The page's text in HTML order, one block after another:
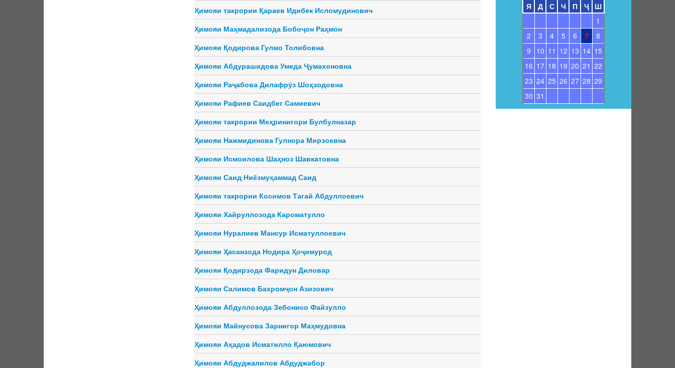
Ҳимояи такрории Қараев Идибек Исломудинович
Ҳимояи Маҳмадализода Бобоҷон Раҳмон
Ҳимояи Қодирова Гулмо Толибовна
Ҳимояи Абдурашидова Умеда Ҷумахоновна
Ҳимояи Раҷабова Дилафрӯз Шоҳзодовна
Ҳимояи Рафиев Саидбег Самиевич
Ҳимояи такрории Меҳринигори Булбулназар
Ҳимояи Нажмидинова Гулнора Мирзоевна
Ҳимояи Исмоилова Шаҳноз Шавкатовна
Ҳимояи Саид Ниёзмуҳаммад Саид
Ҳимояи такрории Косимов Тагай Абдуллоевич
Ҳимояи Хайруллозода Кароматулло
Ҳимояи Нуралиев Мансур Исматуллоевич
Ҳимояи Ҳасанзода Нодира Ҳоҷимурод
Ҳимояи Қодирзода Фаридун Диловар
Ҳимояи Салимов Бахромҷон Азизович
Ҳимояи Абдуллозода Зебонисо Файзулло
Ҳимояи Майнусова Зарнигор Маҳмудовна
Ҳимояи Аҳадов Исматилло Қаюмович
Ҳимояи Абдуджалилов Абдуджабор
Я
Д С Ч П Ҷ
Ш
1
2
3 4 5 6 7
8
9
10 11 12 13 14 15
16 17 18 19 20 21 22
23 24 25 26 27 28 29
30 31